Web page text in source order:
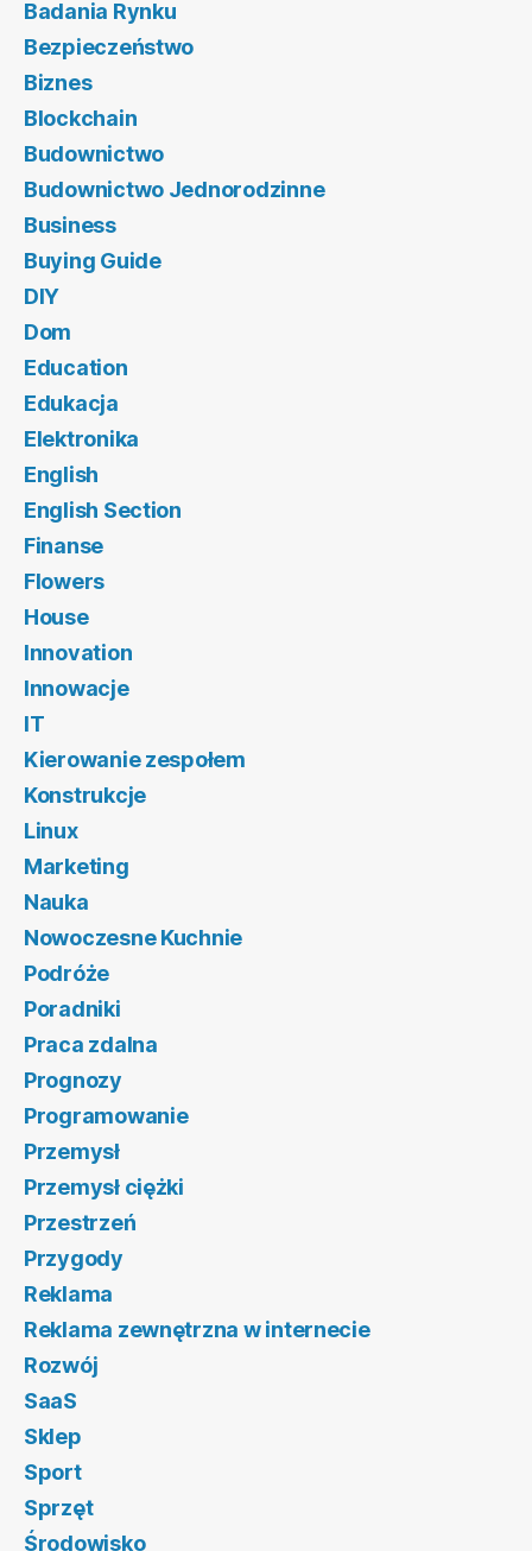
Badania Rynku
Bezpieczeństwo
Biznes
Blockchain
Budownictwo
Budownictwo Jednorodzinne
Business
Buying Guide
DIY
Dom
Education
Edukacja
Elektronika
English
English Section
Finanse
Flowers
House
Innovation
Innowacje
IT
Kierowanie zespołem
Konstrukcje
Linux
Marketing
Nauka
Nowoczesne Kuchnie
Podróże
Poradniki
Praca zdalna
Prognozy
Programowanie
Przemysł
Przemysł ciężki
Przestrzeń
Przygody
Reklama
Reklama zewnętrzna w internecie
Rozwój
SaaS
Sklep
Sport
Sprzęt
Środowisko